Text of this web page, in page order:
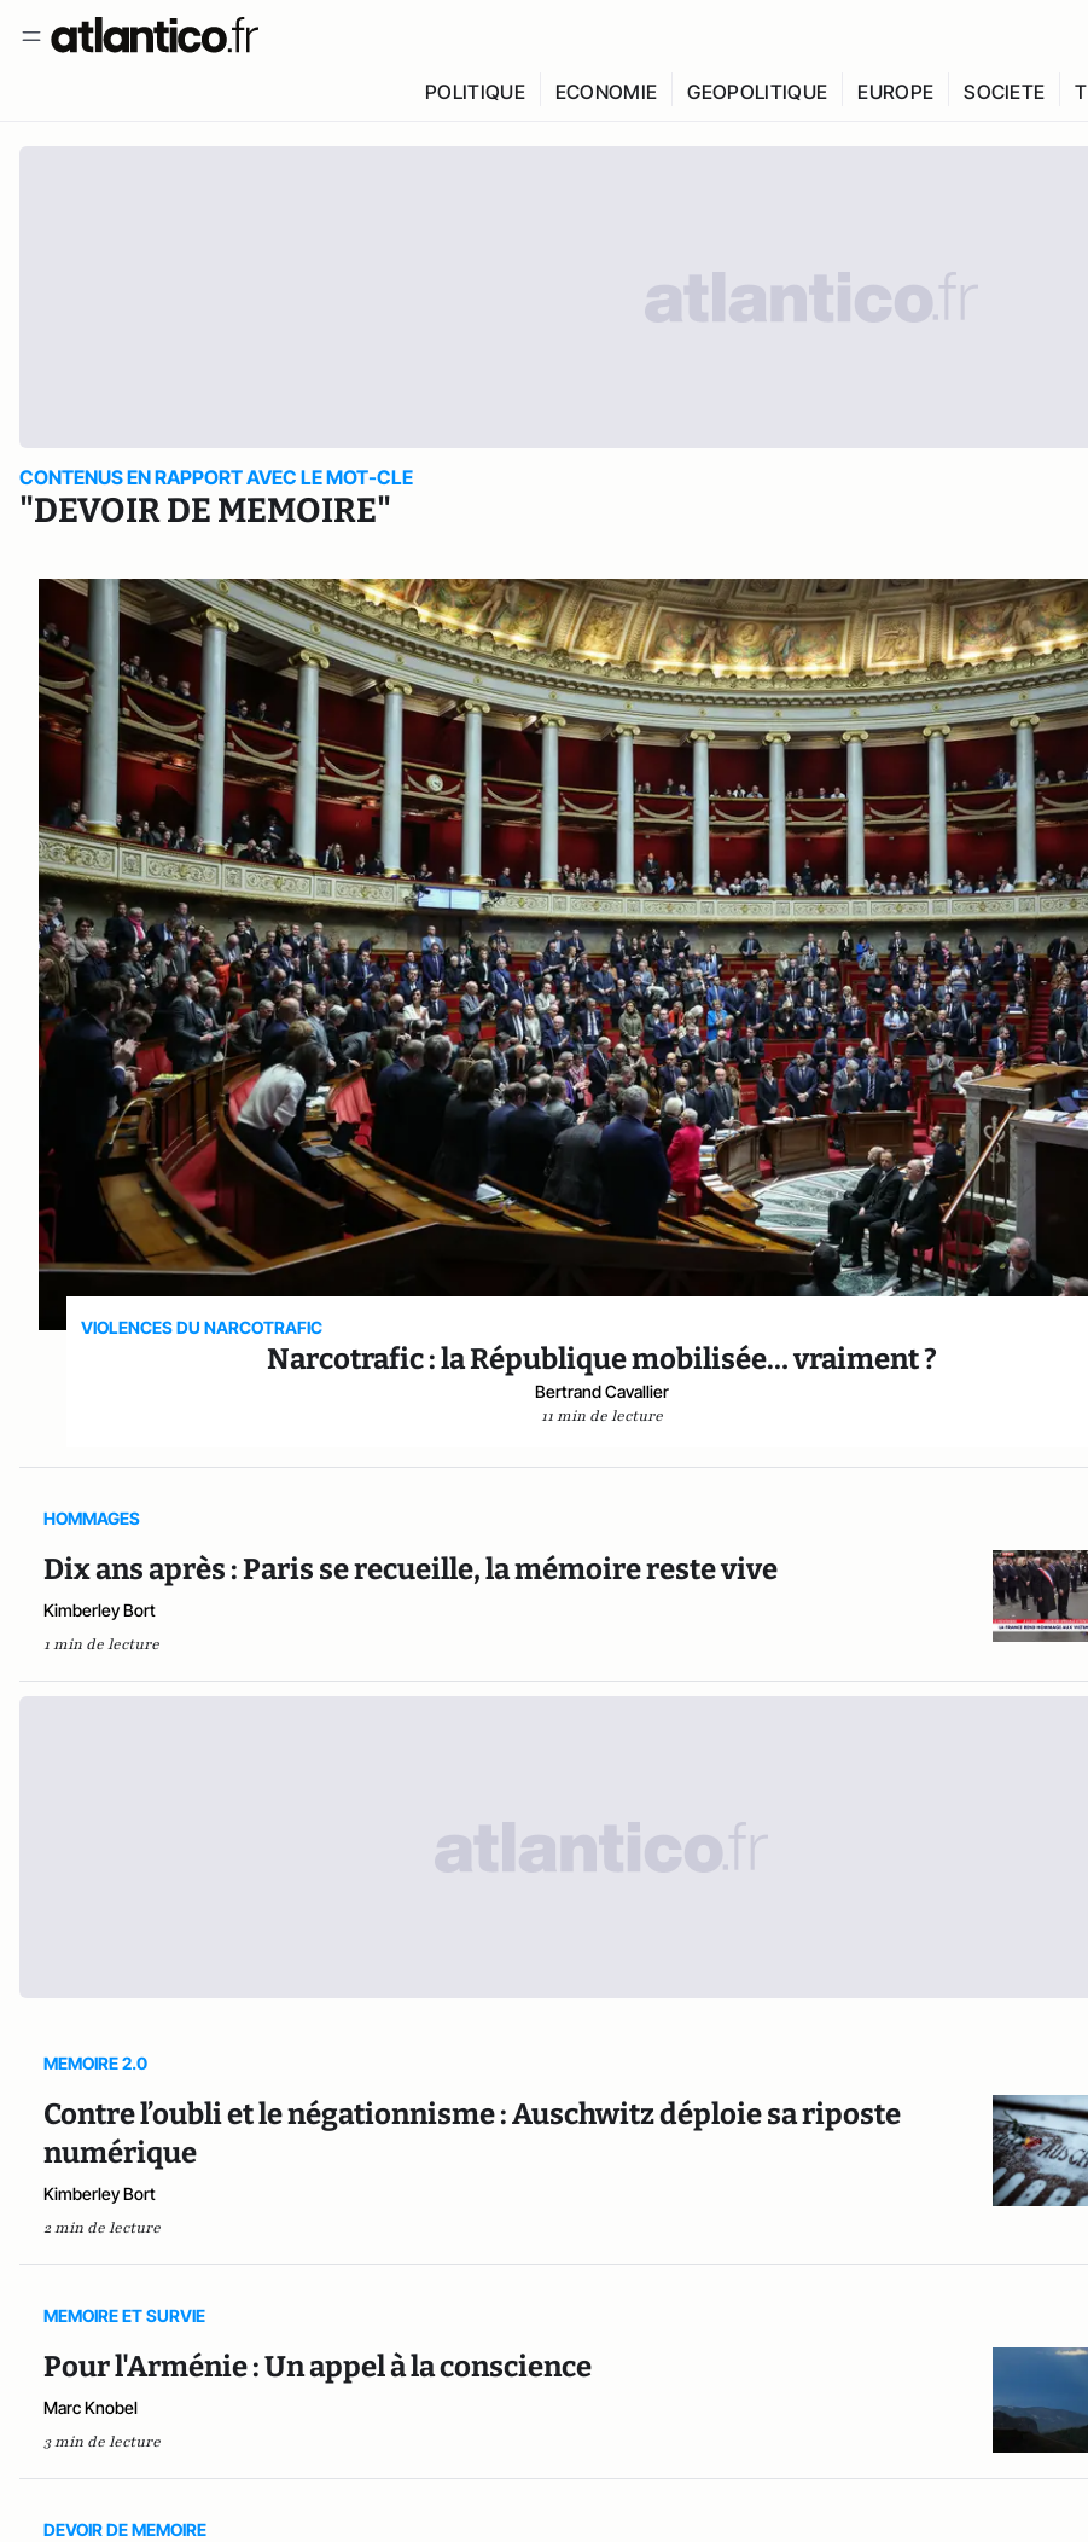
POLITIQUE ECONOMIE GEOPOLITIQUE EUROPE SOCIETE
CONTENUS EN RAPPORT AVEC LE MOT-CLE
"DEVOIR DE MEMOIRE"
VIOLENCES DU NARCOTRAFIC
Narcotrafic : la République mobilisée… vraiment ?
Bertrand Cavallier
11 min de lecture
HOMMAGES
Dix ans après : Paris se recueille, la mémoire reste vive
Kimberley Bort
1 min de lecture
MEMOIRE 2.0
Contre l’oubli et le négationnisme : Auschwitz déploie sa riposte
numérique
Kimberley Bort
2 min de lecture
MEMOIRE ET SURVIE
Pour l'Arménie : Un appel à la conscience
Marc Knobel
3 min de lecture
DEVOIR DE MEMOIRE